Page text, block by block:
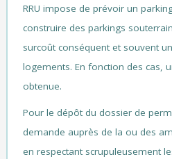
RRU impose de prévoir un
construire des parkings
surcoût conséquent et souvent
logements. En fonction des cas,
obtenue.
Pour le dépôt du dossier de
demande auprès de la ou des
en respectant scrupuleusement